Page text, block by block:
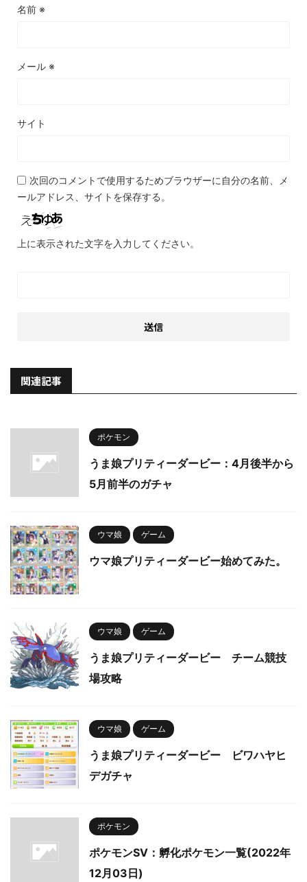
名前 ※
メール ※
サイト
次回のコメントで使用するためブラウザーに自分の名前、メ
ールアドレス、サイトを保存する。
上に表示された文字を入力してください。
関連記事
ポケモン
うま娘プリティーダービー：4月後半から
5月前半のガチャ
ウマ娘 ゲーム
ウマ娘プリティーダービー始めてみた。
ウマ娘 ゲーム
うま娘プリティーダービー チーム競技
場攻略
ウマ娘 ゲーム
うま娘プリティーダービー ビワハヤヒ
デガチャ
ポケモン
ポケモンSV：孵化ポケモン一覧(2022年
12月03日)